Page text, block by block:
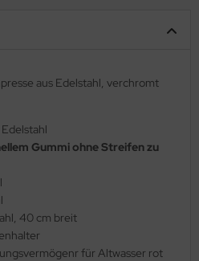
aus Edelstahl, verchromt
Gummi ohne Streifen zu
40 cm breit
für Altwasser rot